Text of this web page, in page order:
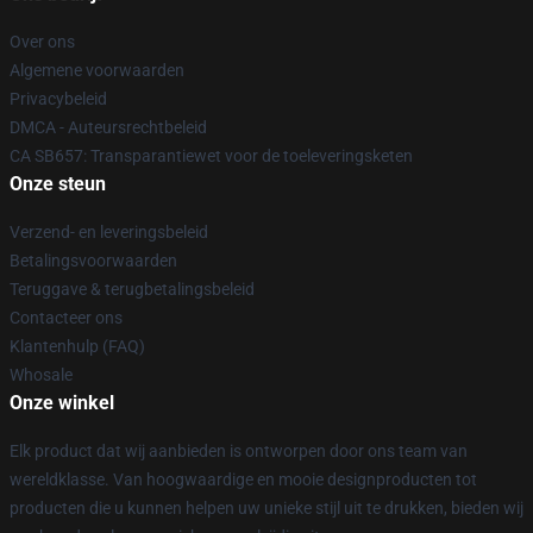
Over ons
Algemene voorwaarden
Privacybeleid
DMCA - Auteursrechtbeleid
CA SB657: Transparantiewet voor de toeleveringsketen
Onze steun
Verzend- en leveringsbeleid
Betalingsvoorwaarden
Teruggave & terugbetalingsbeleid
Contacteer ons
Klantenhulp (FAQ)
Whosale
Onze winkel
Elk product dat wij aanbieden is ontworpen door ons team van
wereldklasse. Van hoogwaardige en mooie designproducten tot
producten die u kunnen helpen uw unieke stijl uit te drukken, bieden wij